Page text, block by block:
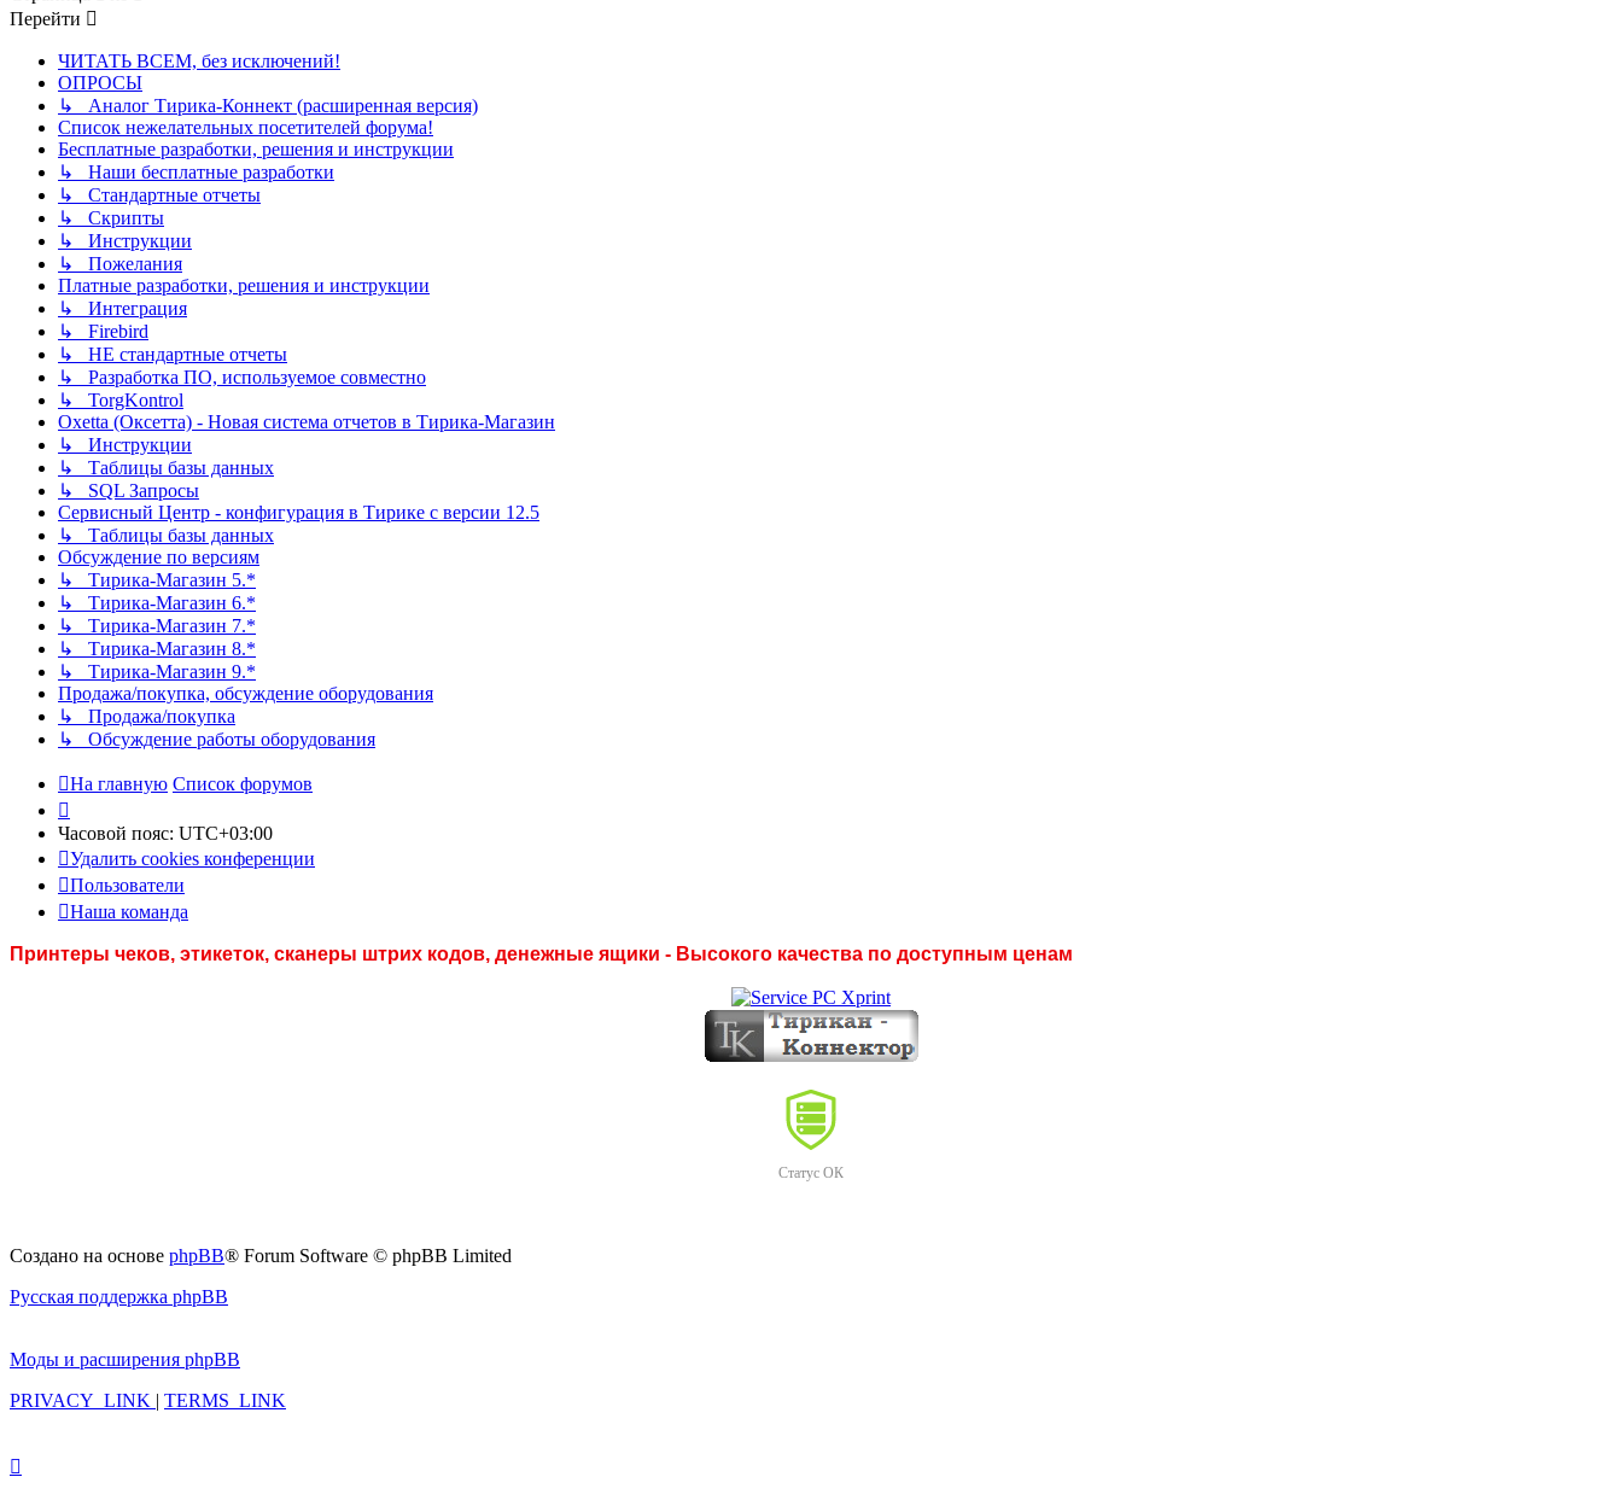
Перейти
ЧИТАТЬ ВСЕМ, без исключений!
ОПРОСЫ
↳ Аналог Тирика-Коннект (расширенная версия)
Список нежелательных посетителей форума!
Бесплатные разработки, решения и инструкции
↳ Наши бесплатные разработки
↳ Стандартные отчеты
↳ Скрипты
↳ Инструкции
↳ Пожелания
Платные разработки, решения и инструкции
↳ Интеграция
↳ Firebird
↳ НЕ стандартные отчеты
↳ Разработка ПО, используемое совместно
↳ TorgKontrol
Oxetta (Оксетта) - Новая система отчетов в Тирика-Магазин
↳ Инструкции
↳ Таблицы базы данных
↳ SQL Запросы
Сервисный Центр - конфигурация в Тирике с версии 12.5
↳ Таблицы базы данных
Обсуждение по версиям
↳ Тирика-Магазин 5.*
↳ Тирика-Магазин 6.*
↳ Тирика-Магазин 7.*
↳ Тирика-Магазин 8.*
↳ Тирика-Магазин 9.*
Продажа/покупка, обсуждение оборудования
↳ Продажа/покупка
↳ Обсуждение работы оборудования
На главную Список форумов
Часовой пояс: UTC+03:00
Удалить cookies конференции
Пользователи
Наша команда
Принтеры чеков, этикеток, сканеры штрих кодов, денежные ящики - Высокого качества по доступным ценам
Статус ОК
Создано на основе phpBB® Forum Software © phpBB Limited
Русская поддержка phpBB
Моды и расширения phpBB
PRIVACY_LINK | TERMS_LINK